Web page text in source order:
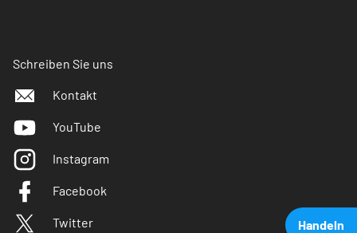
Handeln
Schreiben Sie uns
Kontakt
YouTube
Instagram
Facebook
Twitter